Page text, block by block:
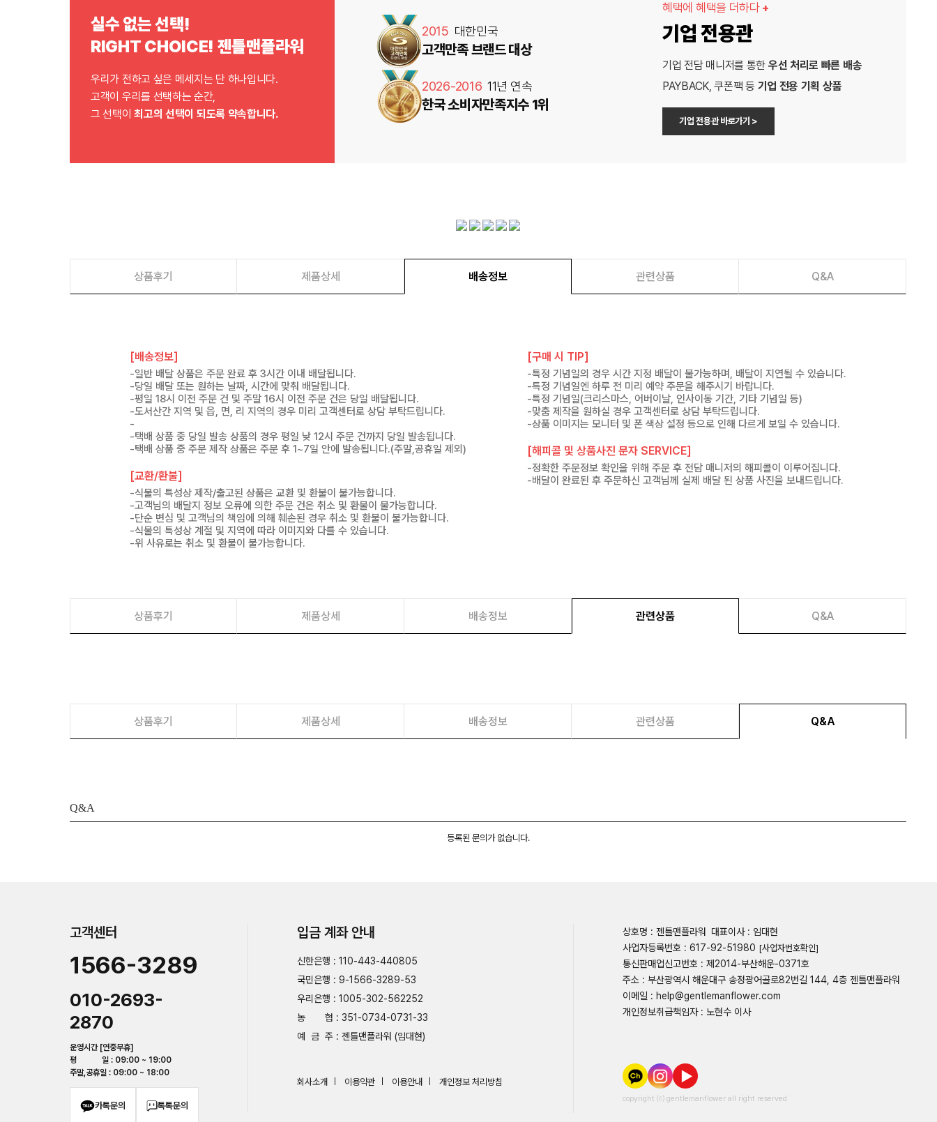
실수 없는 선택!
RIGHT CHOICE! 젠틀맨플라워
우리가 전하고 싶은 메세지는 단 하나입니다.
고객이 우리를 선택하는 순간,
그 선택이최고의 선택이 되도록 약속합니다.
2015 대한민국
고객만족 브랜드 대상
2026-2016 11년 연속
한국 소비자만족지수 1위
혜택에 혜택을 더하다 +
기업 전용관
기업 전담 매니저를 통한 우선 처리로 빠른 배송
PAYBACK, 쿠폰팩 등 기업 전용 기획 상품
기업 전용관 바로가기 >
상품후기 제품상세 배송정보 관련상품 Q&A
[배송정보]
-일반 배달 상품은 주문 완료 후 3시간 이내 배달됩니다.
-당일 배달 또는 원하는 날짜, 시간에 맞춰 배달됩니다.
-평일 18시 이전 주문 건 및 주말 16시 이전 주문 건은 당일 배달됩니다.
-도서산간 지역 및 읍, 면, 리 지역의 경우 미리 고객센터로 상담 부탁드립니다.
-
-택배 상품 중 당일 발송 상품의 경우 평일 낮 12시 주문 건까지 당일 발송됩니다.
-택배 상품 중 주문 제작 상품은 주문 후 1~7일 안에 발송됩니다.(주말,공휴일 제외)
[교환/환불]
-식물의 특성상 제작/출고된 상품은 교환 및 환불이 불가능합니다.
-고객님의 배달지 정보 오류에 의한 주문 건은 취소 및 환불이 불가능합니다.
-단순 변심 및 고객님의 책임에 의해 훼손된 경우 취소 및 환불이 불가능합니다.
-식물의 특성상 계절 및 지역에 따라 이미지와 다를 수 있습니다.
-위 사유로는 취소 및 환불이 불가능합니다.
[구매 시 TIP]
-특정 기념일의 경우 시간 지정 배달이 불가능하며, 배달이 지연될 수 있습니다.
-특정 기념일엔 하루 전 미리 예약 주문을 해주시기 바랍니다.
-특정 기념일(크리스마스, 어버이날, 인사이동 기간, 기타 기념일 등)
-맞춤 제작을 원하실 경우 고객센터로 상담 부탁드립니다.
-상품 이미지는 모니터 및 폰 색상 설정 등으로 인해 다르게 보일 수 있습니다.
[해피콜 및 상품사진 문자 SERVICE]
-정확한 주문정보 확인을 위해 주문 후 전담 매니저의 해피콜이 이루어집니다.
-배달이 완료된 후 주문하신 고객님께 실제 배달 된 상품 사진을 보내드립니다.
상품후기 제품상세 배송정보 관련상품 Q&A
상품후기 제품상세 배송정보 관련상품 Q&A
Q&A
등록된 문의가 없습니다.
고객센터
1566-3289
010-2693-
2870
운영시간 [연중무휴]
평 일 : 09:00 ~ 19:00
주말,공휴일 : 09:00 ~ 18:00
카톡문의 톡톡문의
입금 계좌 안내
신한은행 : 110-443-440805
국민은행 : 9-1566-3289-53
우리은행 : 1005-302-562252
농 협 : 351-0734-0731-33
예 금 주 : 젠틀맨플라워 (임대현)
회사소개 이용약관 이용안내 개인정보 처리방침
상호명 : 젠틀맨플라워 대표이사 : 임대현
사업자등록번호 : 617-92-51980 [사업자번호확인]
통신판매업신고번호 : 제2014-부산해운-0371호
주소 : 부산광역시 해운대구 송정광어골로82번길 144, 4층 젠틀맨플라워
이메일 : help@gentlemanflower.com
개인정보취급책임자 : 노현수 이사
copyright ⒞ gentlemanflower all right reserved